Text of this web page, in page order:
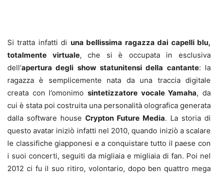
Si tratta infatti di una bellissima ragazza dai capelli blu,
totalmente virtuale, che si è occupata in esclusiva
dell’apertura degli show statunitensi della cantante: la
ragazza è semplicemente nata da una traccia digitale
creata con l’omonimo sintetizzatore vocale Yamaha, da
cui è stata poi costruita una personalità olografica generata
dalla software house Crypton Future Media. La storia di
questo avatar iniziò infatti nel 2010, quando iniziò a scalare
le classifiche giapponesi e a conquistare tutto il paese con
i suoi concerti, seguiti da migliaia e migliaia di fan. Poi nel
2012 ci fu il suo ritiro, volontario, dopo ben quattro mega